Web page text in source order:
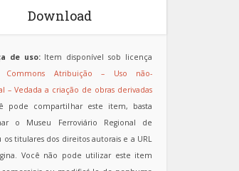
Download
de uso:Item disponível sob licença
Commons Atribuição – Uso não-
– Vedada a criação de obras derivadas
pode compartilhar este item, basta
o Museu Ferroviário Regional de
os titulares dos direitos autorais e a URL
Você não pode utilizar este item